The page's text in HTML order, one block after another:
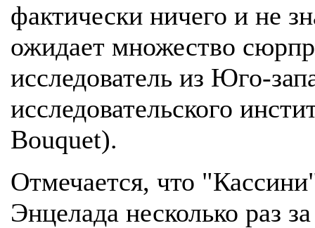
фактически ничего и не
ожидает множество
исследователь из Юго-
исследовательского
Bouquet).
Отмечается, что
Энцелада несколько раз